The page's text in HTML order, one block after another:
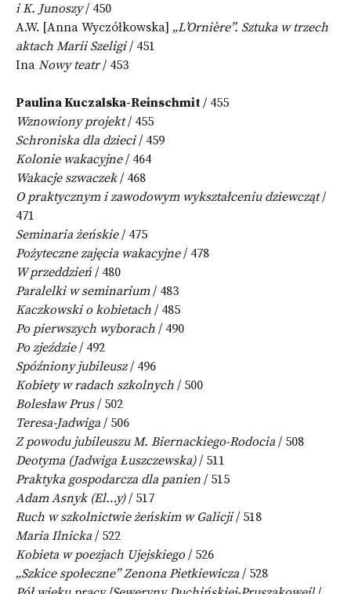
i K. Junoszy/ 450
A.W. [Anna Wyczółkowska] „L’Ornière”. Sztuka w trzech
aktach Marii Szeligi/ 451
Ina Nowy teatr/ 453
Paulina Kuczalska-Reinschmit/ 455
Wznowiony projekt/ 455
Schroniska dla dzieci/ 459
Kolonie wakacyjne/ 464
Wakacje szwaczek/ 468
O praktycznym i zawodowym wykształceniu dziewcząt/
471
Seminaria żeńskie/ 475
Pożyteczne zajęcia wakacyjne/ 478
W przeddzień/ 480
Paralelki w seminarium/ 483
Kaczkowski o kobietach / 485
Po pierwszych wyborach / 490
Po zjeździe/ 492
Spóźniony jubileusz/ 496
Kobiety w radach szkolnych / 500
Bolesław Prus/ 502
Teresa-Jadwiga / 506
Z powodu jubileuszu M. Biernackiego-Rodocia / 508
Deotyma (Jadwiga Łuszczewska)/ 511
Praktyka gospodarcza dla panien / 515
Adam Asnyk (El…y)/ 517
Ruch w szkolnictwie żeńskim w Galicji/ 518
Maria Ilnicka / 522
Kobieta w poezjach Ujejskiego/ 526
„Szkice społeczne” Zenona Pietkiewicza / 528